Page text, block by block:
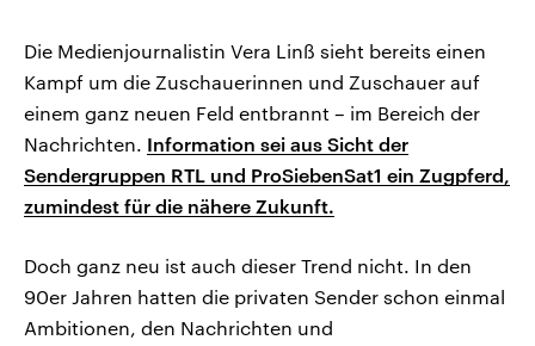
Die Medienjournalistin Vera Linß sieht bereits einen
Kampf um die Zuschauerinnen und Zuschauer auf
einem ganz neuen Feld entbrannt – im Bereich der
Nachrichten. Information sei aus Sicht der
Sendergruppen RTL und ProSiebenSat1 ein Zugpferd,
zumindest für die nähere Zukunft.
Doch ganz neu ist auch dieser Trend nicht. In den
90er Jahren hatten die privaten Sender schon einmal
Ambitionen, den Nachrichten und